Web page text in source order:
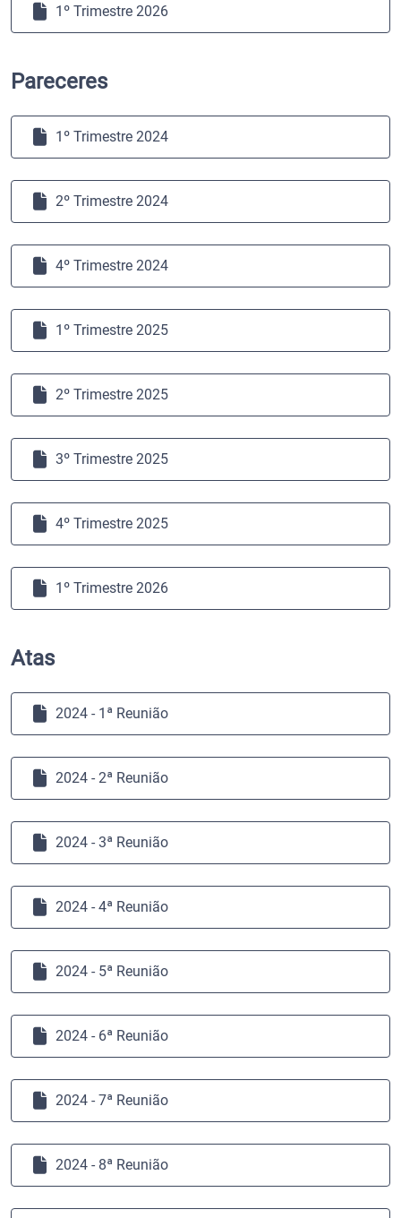
1º Trimestre 2026
Pareceres
1º Trimestre 2024
2º Trimestre 2024
4º Trimestre 2024
1º Trimestre 2025
2º Trimestre 2025
3º Trimestre 2025
4º Trimestre 2025
1º Trimestre 2026
Atas
2024 - 1ª Reunião
2024 - 2ª Reunião
2024 - 3ª Reunião
2024 - 4ª Reunião
2024 - 5ª Reunião
2024 - 6ª Reunião
2024 - 7ª Reunião
2024 - 8ª Reunião